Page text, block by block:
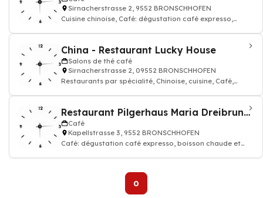
Sirnacherstrasse 2, 9552 BRONSCHHOFEN
Cuisine chinoise, Café: dégustation café expresso,
China - Restaurant Lucky House
Salons de thé café
Sirnacherstrasse 2, 09552 BRONSCHHOFEN
Restaurants par spécialité, Chinoise, cuisine, Café,
Restaurant Pilgerhaus Maria Dreibrunnen
Café
Kapellstrasse 3, 9552 BRONSCHHOFEN
Café: dégustation café expresso, boisson chaude et
0